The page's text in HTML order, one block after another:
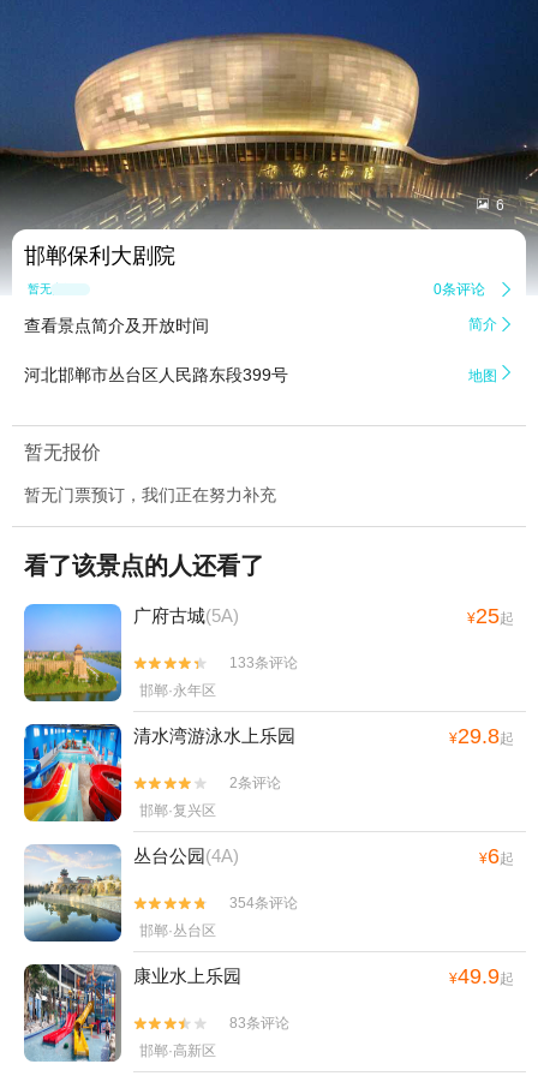
 6
邯郸保利大剧院
暂无点评 0条评论 
查看景点简介及开放时间 简介 
河北邯郸市丛台区人民路东段399号 地图 
暂无报价
暂无门票预订，我们正在努力补充
看了该景点的人还看了
广府古城(5A) ¥25起


133条评论
邯郸·永年区
清水湾游泳水上乐园 ¥29.8起


2条评论
邯郸·复兴区
丛台公园(4A) ¥6起


354条评论
邯郸·丛台区
康业水上乐园 ¥49.9起


83条评论
邯郸·高新区